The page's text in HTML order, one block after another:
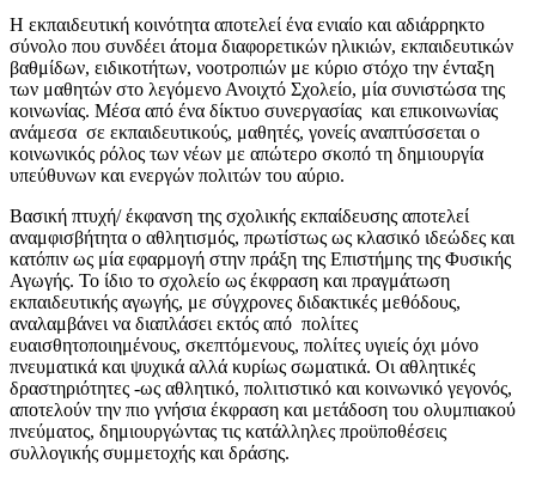
Η εκπαιδευτική κοινότητα αποτελεί ένα ενιαίο και αδιάρρηκτο
σύνολο που συνδέει άτομα διαφορετικών ηλικιών, εκπαιδευτικών
βαθμίδων, ειδικοτήτων, νοοτροπιών με κύριο στόχο την ένταξη
των μαθητών στο λεγόμενο Ανοιχτό Σχολείο, μία συνιστώσα της
κοινωνίας. Μέσα από ένα δίκτυο συνεργασίας και επικοινωνίας
ανάμεσα σε εκπαιδευτικούς, μαθητές, γονείς αναπτύσσεται ο
κοινωνικός ρόλος των νέων με απώτερο σκοπό τη δημιουργία
υπεύθυνων και ενεργών πολιτών του αύριο.
Βασική πτυχή/ έκφανση της σχολικής εκπαίδευσης αποτελεί
αναμφισβήτητα ο αθλητισμός, πρωτίστως ως κλασικό ιδεώδες και
κατόπιν ως μία εφαρμογή στην πράξη της Επιστήμης της Φυσικής
Αγωγής. Το ίδιο το σχολείο ως έκφραση και πραγμάτωση
εκπαιδευτικής αγωγής, με σύγχρονες διδακτικές μεθόδους,
αναλαμβάνει να διαπλάσει εκτός από πολίτες
ευαισθητοποιημένους, σκεπτόμενους, πολίτες υγιείς όχι μόνο
πνευματικά και ψυχικά αλλά κυρίως σωματικά. Οι αθλητικές
δραστηριότητες -ως αθλητικό, πολιτιστικό και κοινωνικό γεγονός,
αποτελούν την πιο γνήσια έκφραση και μετάδοση του ολυμπιακού
πνεύματος, δημιουργώντας τις κατάλληλες προϋποθέσεις
συλλογικής συμμετοχής και δράσης.